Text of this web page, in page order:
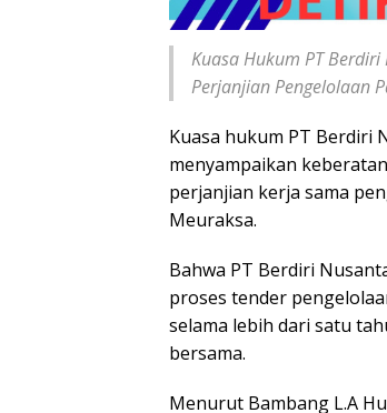
Kuasa Hukum PT
Perjanjian Pengelolaan
Kuasa hukum PT Berdiri
menyampaikan
perjanjian kerja sama
Meuraksa.
Bahwa PT Berdiri
proses tender
selama lebih dari satu
bersama.
Menurut Bambang L.A